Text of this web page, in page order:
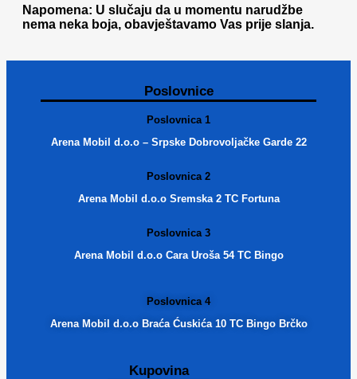
Napomena: U slučaju da u momentu narudžbe
nema neka boja, obavještavamo Vas prije slanja.
Poslovnice
Poslovnica 1
Arena Mobil d.o.o – Srpske Dobrovoljačke Garde 22
Poslovnica 2
Arena Mobil d.o.o Sremska 2 TC Fortuna
Poslovnica 3
Arena Mobil d.o.o Cara Uroša 54 TC Bingo
Poslovnica 4
Arena Mobil d.o.o Braća Ćuskića 10 TC Bingo Brčko
Kupovina